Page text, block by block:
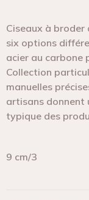
Ciseaux à broder
six options
acier au carbone
Collection
manuelles
artisans donnent
typique des
9 cm/3